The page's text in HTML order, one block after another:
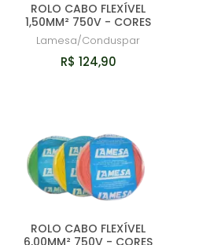
ROLO CABO FLEXÍVEL
1,50MM² 750V - CORES
Lamesa/Conduspar
R$ 124,90
ROLO CABO FLEXÍVEL
6,00MM² 750V - CORES